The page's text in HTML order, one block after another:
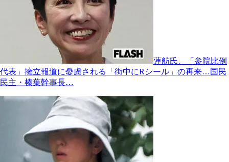
蓮舫氏、「参院比例
代表」擁立報道に憂慮される「街中にRシール」の再来…国民
民主・榛葉幹事長…